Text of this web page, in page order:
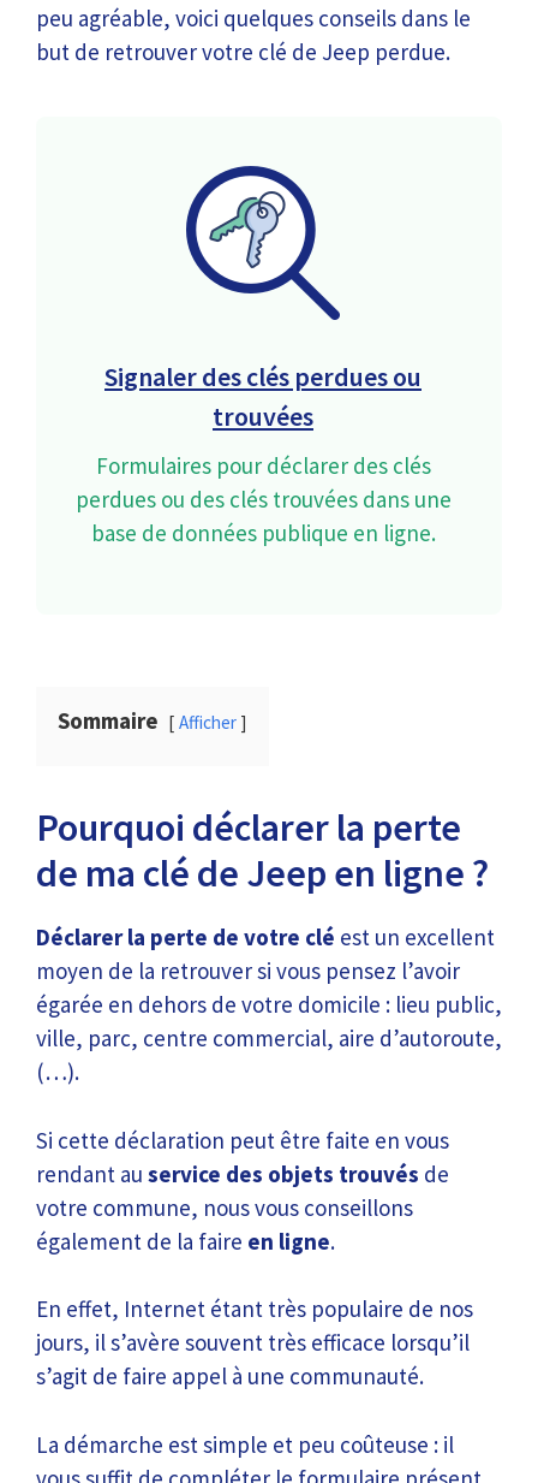
peu agréable, voici quelques conseils dans le
but de retrouver votre clé de Jeep perdue.
Signaler des clés perdues ou
trouvées
Formulaires pour déclarer des clés
perdues ou des clés trouvées dans une
base de données publique en ligne.
Sommaire Afficher
Pourquoi déclarer la perte
de ma clé de Jeep en ligne ?
Déclarer la perte de votre clé est un excellent
moyen de la retrouver si vous pensez l’avoir
égarée en dehors de votre domicile : lieu public,
ville, parc, centre commercial, aire d’autoroute,
(…).
Si cette déclaration peut être faite en vous
rendant au service des objets trouvés de
votre commune, nous vous conseillons
également de la faire en ligne.
En effet, Internet étant très populaire de nos
jours, il s’avère souvent très efficace lorsqu’il
s’agit de faire appel à une communauté.
La démarche est simple et peu coûteuse : il